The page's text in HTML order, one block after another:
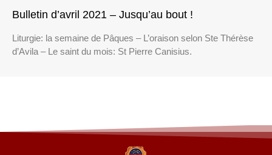
Bulletin d’avril 2021 – Jusqu’au bout !
Liturgie: la semaine de Pâques – L’oraison selon Ste Thérèse
d’Avila – Le saint du mois: St Pierre Canisius.